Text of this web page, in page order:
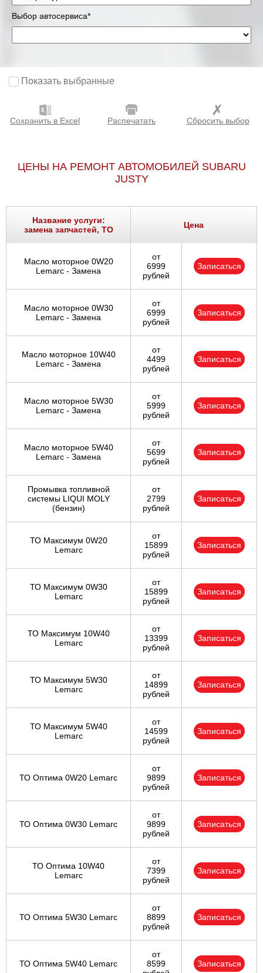
Выбор автосервиса*
Показать выбранные
Сохранить в Excel Распечатать Сбросить выбор
ЦЕНЫ НА РЕМОНТ АВТОМОБИЛЕЙ SUBARU
JUSTY
Название услуги:
замена запчастей, ТО
Цена
Масло моторное 0W20
Lemarc - Замена
от
6999
рублей
Записаться
Масло моторное 0W30
Lemarc - Замена
от
6999
рублей
Записаться
Масло моторное 10W40
Lemarc - Замена
от
4499
рублей
Записаться
Масло моторное 5W30
Lemarc - Замена
от
5999
рублей
Записаться
Масло моторное 5W40
Lemarc - Замена
от
5699
рублей
Записаться
Промывка топливной
системы LIQUI MOLY
(бензин)
от
2799
рублей
Записаться
ТО Максимум 0W20
Lemarc
от
15899
рублей
Записаться
ТО Максимум 0W30
Lemarc
от
15899
рублей
Записаться
ТО Максимум 10W40
Lemarc
от
13399
рублей
Записаться
ТО Максимум 5W30
Lemarc
от
14899
рублей
Записаться
ТО Максимум 5W40
Lemarc
от
14599
рублей
Записаться
ТО Оптима 0W20 Lemarc
от
9899
рублей
Записаться
ТО Оптима 0W30 Lemarc
от
9899
рублей
Записаться
ТО Оптима 10W40
Lemarc
от
7399
рублей
Записаться
ТО Оптима 5W30 Lemarc
от
8899
рублей
Записаться
ТО Оптима 5W40 Lemarc
от
8599
Записаться